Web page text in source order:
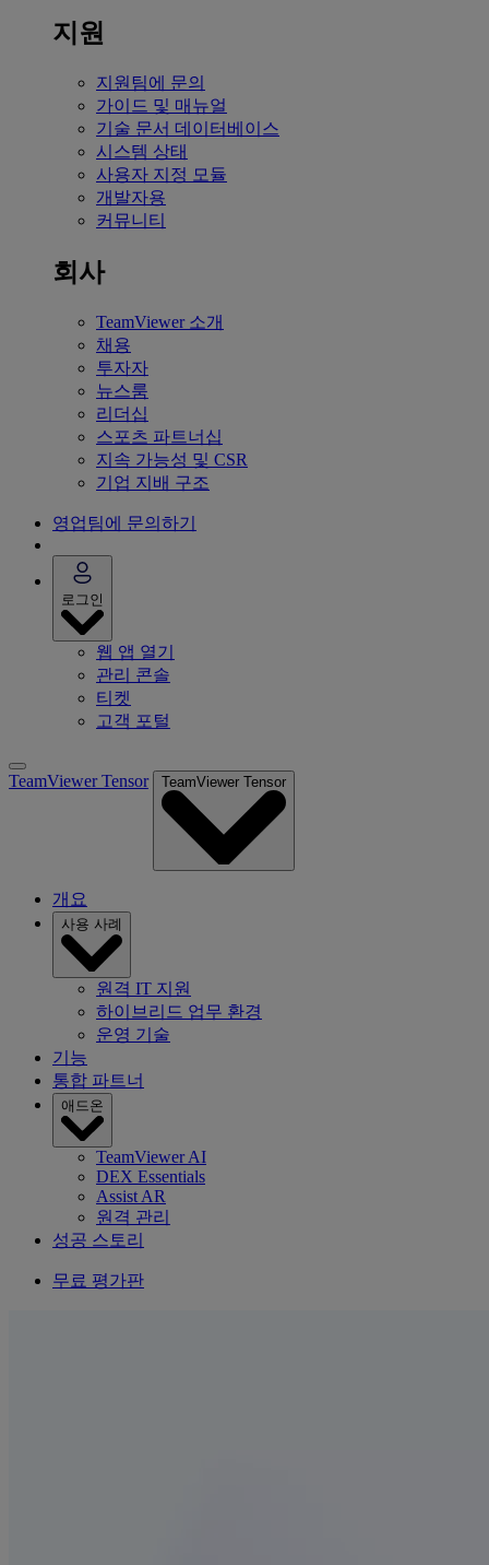
지원
지원팀에 문의
가이드 및 매뉴얼
기술 문서 데이터베이스
시스템 상태
사용자 지정 모듈
개발자용
커뮤니티
회사
TeamViewer 소개
채용
투자자
뉴스룸
리더십
스포츠 파트너십
지속 가능성 및 CSR
기업 지배 구조
영업팀에 문의하기
로그인
웹 앱 열기
관리 콘솔
티켓
고객 포털
TeamViewer Tensor TeamViewer Tensor
개요
사용 사례
원격 IT 지원
하이브리드 업무 환경
운영 기술
기능
통합 파트너
애드온
TeamViewer AI
DEX Essentials
Assist AR
원격 관리
성공 스토리
무료 평가판